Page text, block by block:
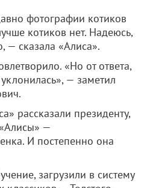
фотографии котиков
котиков нет. Надеюсь,
— сказала «Алиса».
«Но от ответа,
— заметил
рассказали президенту,
—
И постепенно она
загрузили в систему